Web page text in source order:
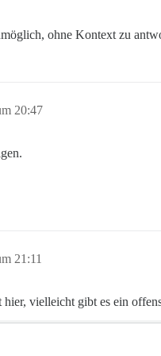
ohne Kontext zu
20:47
21:11
vielleicht gibt es ein